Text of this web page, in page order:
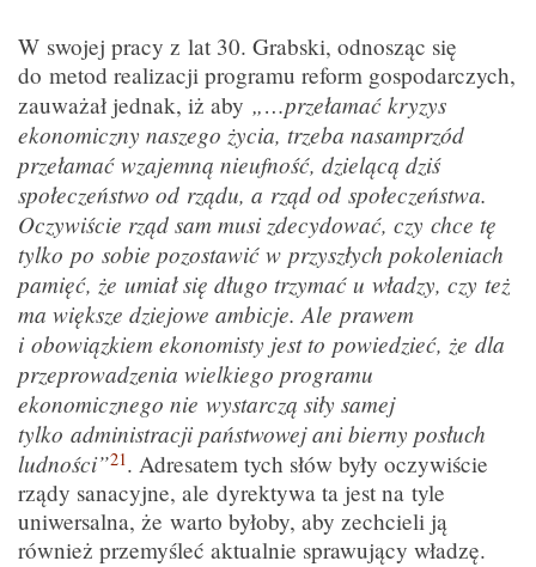
W swojej pracy z lat 30. Grabski, odnosząc się
do metod realizacji programu reform gospodarczych,
zauważał jednak, iż aby „…przełamać kryzys
ekonomiczny naszego życia, trzeba nasamprzód
przełamać wzajemną nieufność, dzielącą dziś
społeczeństwo od rządu, a rząd od społeczeństwa.
Oczywiście rząd sam musi zdecydować, czy chce tę
tylko po sobie pozostawić w przyszłych pokoleniach
pamięć, że umiał się długo trzymać u władzy, czy też
ma większe dziejowe ambicje. Ale prawem
i obowiązkiem ekonomisty jest to powiedzieć, że dla
przeprowadzenia wielkiego programu
ekonomicznego nie wystarczą siły samej
tylko administracji państwowej ani bierny posłuch
ludności”21. Adresatem tych słów były oczywiście
rządy sanacyjne, ale dyrektywa ta jest na tyle
uniwersalna, że warto byłoby, aby zechcieli ją
również przemyśleć aktualnie sprawujący władzę.